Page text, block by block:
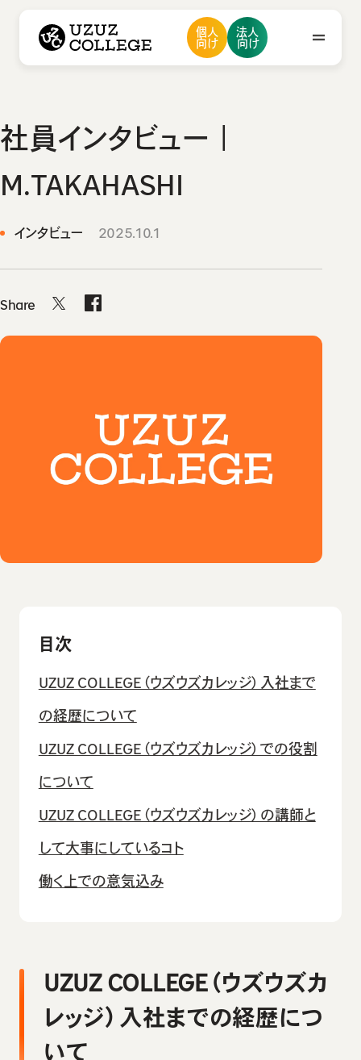
ウズウズカレッジ UZUZ COLLEGE
個人
向け
法人
向け
ウズカレについて
会社概要
メンバー紹介
会社概要
私たちの想い・強み
採用情報
ニュース
社員インタビュー｜
M.TAKAHASHI
インタビュー 2025.10.1
Share
目次
UZUZ COLLEGE（ウズウズカレッジ）入社まで
の経歴について
UZUZ COLLEGE（ウズウズカレッジ）での役割
について
UZUZ COLLEGE（ウズウズカレッジ）の講師と
して大事にしているコト
働く上での意気込み
UZUZ COLLEGE（ウズウズカ
レッジ）入社までの経歴につ
いて